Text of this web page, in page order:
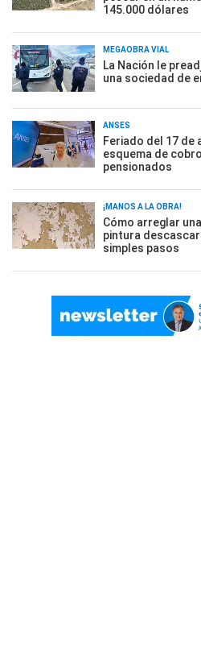
145.000 dólares
MEGAOBRA VIAL
La Nación le
una sociedad de
ANSES
Feriado del 17 de
esquema de
pensionados
¡MANOS A LA OBRA!
Cómo arreglar
pintura
simples pasos